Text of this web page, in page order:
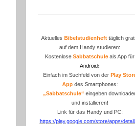
Aktuelles Bibelstudienheft täglich
auf dem Handy studieren:
KostenloseSabbatschule als App für
Android:
Einfach im Suchfeld von der P lay
Appdes Smartphones:
„Sabbatschule“ eingeben
und installieren!
Link für das Handy und PC:
https://play.google.com/store/apps/